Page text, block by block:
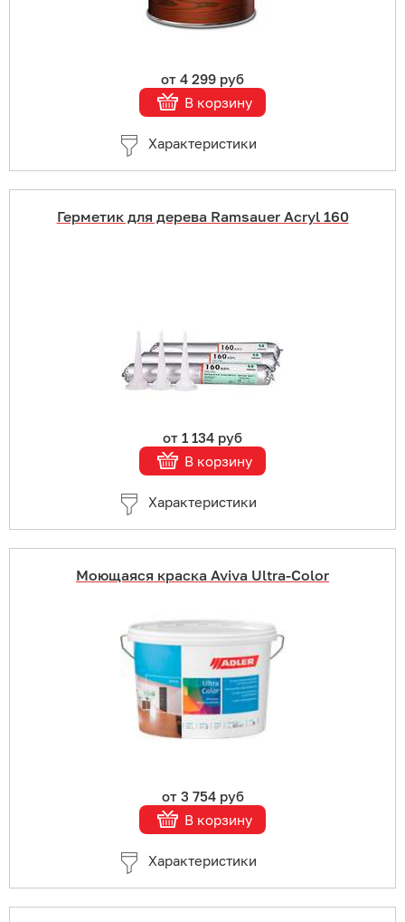
от 4 299 руб
В корзину
Характеристики
Герметик для дерева Ramsauer Acryl 160
от 1 134 руб
В корзину
Характеристики
Моющаяся краска Aviva Ultra-Color
от 3 754 руб
В корзину
Характеристики
В корзину
Подробнее